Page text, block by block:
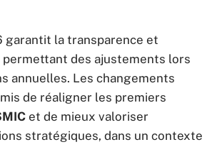
garantit la transparence et
permettant des ajustements lors
annuelles. Les changements
de réaligner les premiers
et de mieux valoriser
stratégiques, dans un contexte